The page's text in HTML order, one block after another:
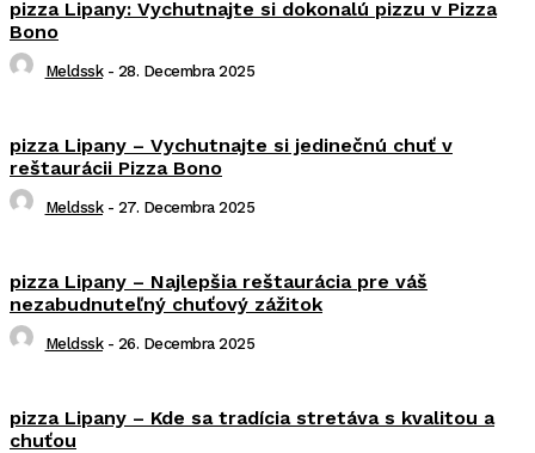
pizza Lipany: Vychutnajte si dokonalú pizzu v Pizza
Bono
Meldssk - 28. Decembra 2025
pizza Lipany – Vychutnajte si jedinečnú chuť v
reštaurácii Pizza Bono
Meldssk - 27. Decembra 2025
pizza Lipany – Najlepšia reštaurácia pre váš
nezabudnuteľný chuťový zážitok
Meldssk - 26. Decembra 2025
pizza Lipany – Kde sa tradícia stretáva s kvalitou a
chuťou